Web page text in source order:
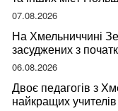
07.08.2026
На Хмельниччині
засуджених з
06.08.2026
Двоє педагогів з
найкращих